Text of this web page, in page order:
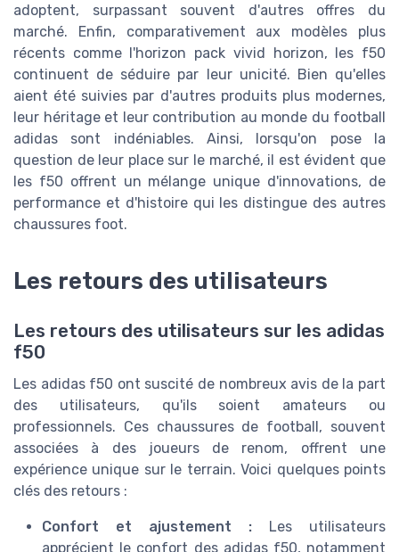
adoptent, surpassant souvent d'autres offres du
marché. Enfin, comparativement aux modèles plus
récents comme l'horizon pack vivid horizon, les f50
continuent de séduire par leur unicité. Bien qu'elles
aient été suivies par d'autres produits plus modernes,
leur héritage et leur contribution au monde du football
adidas sont indéniables. Ainsi, lorsqu'on pose la
question de leur place sur le marché, il est évident que
les f50 offrent un mélange unique d'innovations, de
performance et d'histoire qui les distingue des autres
chaussures foot.
Les retours des utilisateurs
Les retours des utilisateurs sur les adidas
f50
Les adidas f50 ont suscité de nombreux avis de la part
des utilisateurs, qu'ils soient amateurs ou
professionnels. Ces chaussures de football, souvent
associées à des joueurs de renom, offrent une
expérience unique sur le terrain. Voici quelques points
clés des retours :
Confort et ajustement : Les utilisateurs
apprécient le confort des adidas f50, notamment